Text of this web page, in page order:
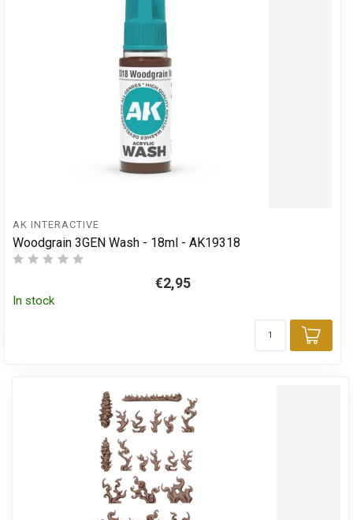
AK INTERACTIVE
Woodgrain 3GEN Wash - 18ml - AK19318
€2,95
In stock
Add